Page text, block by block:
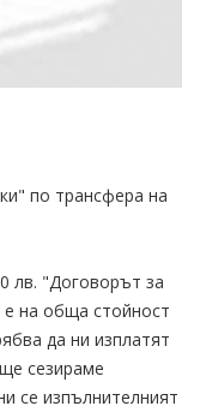
по трансфера на
лв. "Договорът за
на обща стойност
да ни изплатят
сезираме
се изпълнителният